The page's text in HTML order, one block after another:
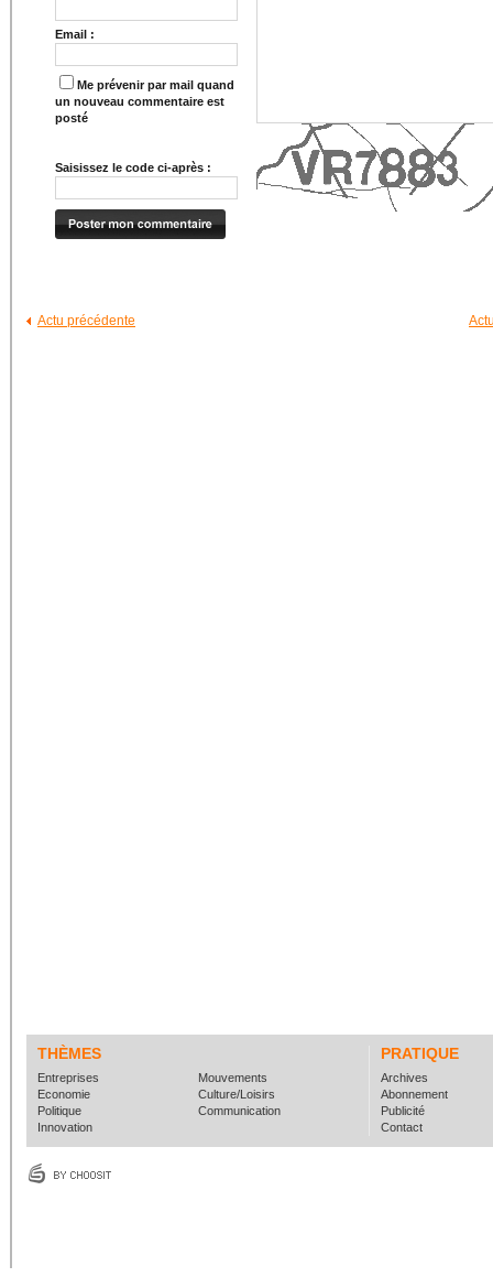
Email :
Me prévenir par mail quand
un nouveau commentaire est
posté
Saisissez le code ci-après :
Actu précédente
THÈMES PRATIQUE
Entreprises
Economie
Politique
Innovation
Mouvements
Culture/Loisirs
Communication
Archives
Abonnement
Publicité
Contact